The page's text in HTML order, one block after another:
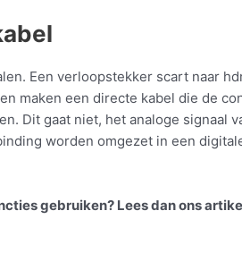
Een verloopstekker scart naar
maken een directe kabel die de
Dit gaat niet, het analoge signaal
worden omgezet in een
gebruiken? Lees dan ons